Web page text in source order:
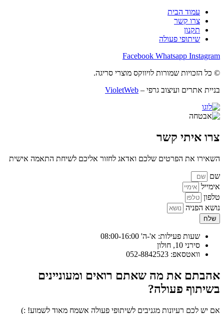
עמוד הבית
צרו קשר
תקנון
שיתופי פעולה
Facebook Whatsapp Instagram
© כל הזכויות שמורות לויווקס מוצרי סריגה.
בניית אתרים ועיצוב גרפי – VioletWeb
צרו איתי קשר
השאירו את הפרטים שלכם ואדאג לחזור אליכם לשיחת התאמה אישית
שם
אימייל
טלפון
נושא הפניה
שלח
שעות פעילות: א'-ה' 08:00-16:00
סירני 10, חולון
וואטסאפ: 052-8842523
אהבתם את מה שאתם רואים ומעוניינים
בשיתוף פעולה?
אם יש לכם רעיונות מגניבים לשיתופי פעולה אשמח מאוד לשמוע! :)